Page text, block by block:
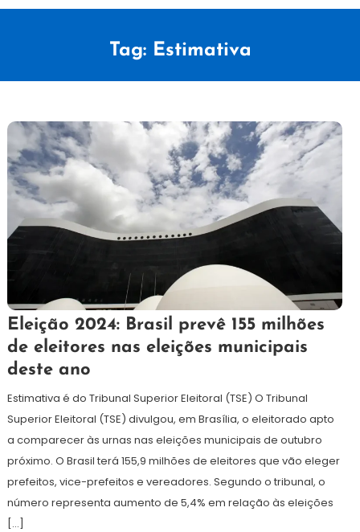
Tag: Estimativa
22
de
julho
de
Redação
Eleição 2024: Brasil prevê 155 milhões
de eleitores nas eleições municipais
deste ano
Estimativa é do Tribunal Superior Eleitoral (TSE) O Tribunal
Superior Eleitoral (TSE) divulgou, em Brasília, o eleitorado apto
a comparecer às urnas nas eleições municipais de outubro
próximo. O Brasil terá 155,9 milhões de eleitores que vão eleger
prefeitos, vice-prefeitos e vereadores. Segundo o tribunal, o
número representa aumento de 5,4% em relação às eleições
[…]